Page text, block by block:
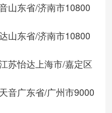
山东省/济南市10800
山东省/济南市10800
苏怡达 上海市/嘉定区
天音广东省/广州市9000